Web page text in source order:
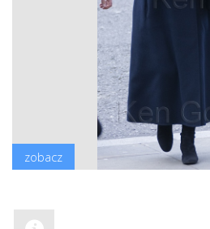
zobacz